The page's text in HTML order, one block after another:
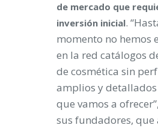
de mercado que
inversión inicial.
momento no hemos
en la red catálogos
de cosmética sin
amplios y detallados
que vamos a
sus fundadores, que